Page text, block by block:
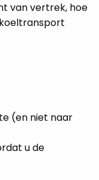
van vertrek, hoe
(en niet naar
u de